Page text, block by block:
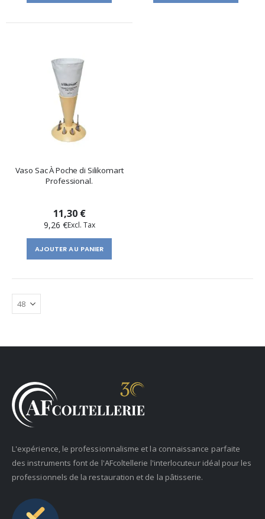
Vaso Sac À Poche di Silikomart
Professional.
11,30 €
9,26 €
AJOUTER AU PANIER
L'expérience, le professionnalisme et la connaissance parfaite
des instruments font de l'AFcoltellerie l'interlocuteur idéal pour les
professionnels de la restauration et de la pâtisserie.